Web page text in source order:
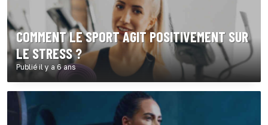
COMMENT LE SPORT AGIT POSITIVEMENT SUR
LE STRESS ?
Publié il y a 6 ans